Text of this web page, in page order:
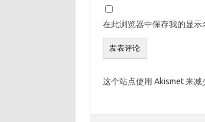
在此浏览器中保存我的显示
这个站点使用 Akismet 来减